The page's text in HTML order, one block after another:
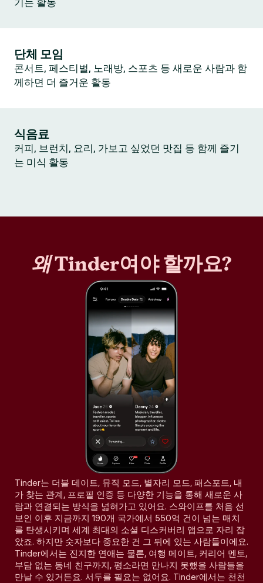
기는 활동
단체 모임
콘서트, 페스티벌, 노래방, 스포츠 등 새로운 사람과 함
께하면 더 즐거운 활동
식음료
커피, 브런치, 요리, 가보고 싶었던 맛집 등 함께 즐기
는 미식 활동
왜Tinder여야 할까요?
Tinder는 더블 데이트, 뮤직 모드, 별자리 모드, 패스포트, 내
가 찾는 관계, 프로필 인증 등 다양한 기능을 통해 새로운 사
람과 연결되는 방식을 넓혀가고 있어요. 스와이프를 처음 선
보인 이후 지금까지 190개 국가에서 550억 건이 넘는 매치
를 탄생시키며 세계 최대의 소셜 디스커버리 앱으로 자리 잡
았죠. 하지만 숫자보다 중요한 건 그 뒤에 있는 사람들이에요.
Tinder에서는 진지한 연애는 물론, 여행 메이트, 커리어 멘토,
부담 없는 동네 친구까지, 평소라면 만나지 못했을 사람들을
만날 수 있거든요. 서두를 필요는 없어요. Tinder에서는 천천